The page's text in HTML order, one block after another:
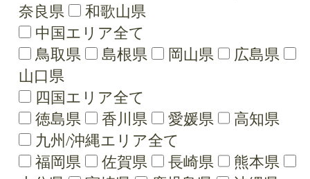
奈良県
和歌山県
中国エリア全て
鳥取県
島根県 岡山県
広島県
山口県
四国エリア全て
徳島県
香川県 愛媛県
高知県
九州/沖縄エリア全て
福岡県
佐賀県 長崎県
熊本県